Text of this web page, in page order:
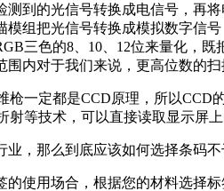
到的光信号转换成电信号，再
组把光信号转换成模拟数字信
三色的8、10、12位来量化，
内对于我们来说，更高位数的
枪一定都是CCD原理，所以
等技术，可以直接读取显示屏上
，那么到底应该如何选择条码
使用场合，根据您的材料选择